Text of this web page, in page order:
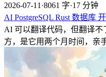
2026-07-11 ·8061 字·17 分钟
AI PostgreSQL Rust 数据库
AI 可以翻译代码，但翻译
方，是它用两个月时间，亲